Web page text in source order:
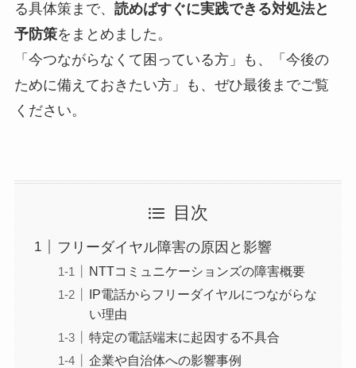
る具体策まで、 読めばすぐに実践できる対処法と
予防策をまとめました。
「今つながらなくて困っている方」も、「今後の
ために備えておきたい方」も、ぜひ最後までご覧
ください。
目次
フリーダイヤル障害の原因と影響
NTTコミュニケーションズの障害概要
IP電話からフリーダイヤルにつながらな
い理由
特定の電話端末に起因する不具合
企業や自治体への影響事例